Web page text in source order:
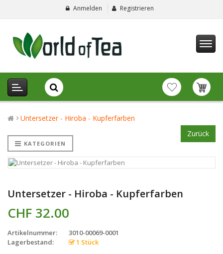
Anmelden Registrieren
Untersetzer - Hiroba - Kupferfarben
Zurück
KATEGORIEN
Untersetzer - Hiroba - Kupferfarben
CHF 32.00
Artikelnummer:
3010-00069-0001
Lagerbestand:
1 Stück